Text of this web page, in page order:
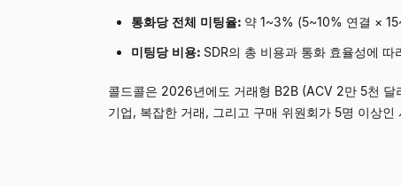
통화당 전체 미팅율: 약 1~3% (5~10% 연결 ×
미팅당 비용: SDR의 총 비용과 통화 효율성에
콜드콜은 2026년에도 거래형 B2B (ACV 2만 5천 달
기업, 복잡한 거래, 그리고 구매 위원회가 5명 이상인